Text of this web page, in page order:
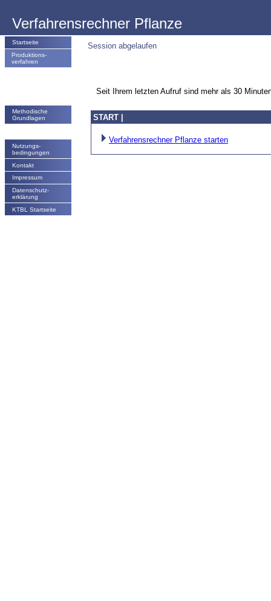
Verfahrensrechner Pflanze
Startseite
Produktions-
verfahren
Methodische
Grundlagen
Nutzungs­
bedingungen
Kontakt
Impressum
Datenschutz-
erklärung
KTBL Startseite
Session abgelaufen
Seit Ihrem letzten Aufruf sind mehr als 30
START |
Verfahrensrechner Pflanze starten